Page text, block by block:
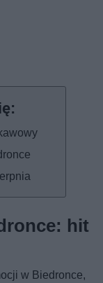
hit
w Biedronce,